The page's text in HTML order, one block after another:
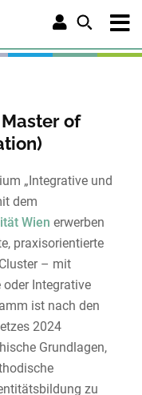
of
„Integrative und
dem
Wien erwerben
praxisorientierte
– mit
Integrative
ist nach den
2024
Grundlagen,
zu